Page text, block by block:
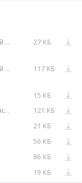
Электронный документ, полученный из внешней системы.docx 27 КБ
Электронный документ, полученный из внешней системы.pdf 117 КБ
15 КБ
1. Типовой контракт на поставку расходных материалов (Здрав) - 2026-05-08T095309.028.doc
121 КБ
21 КБ
56 КБ
86 КБ
19 КБ